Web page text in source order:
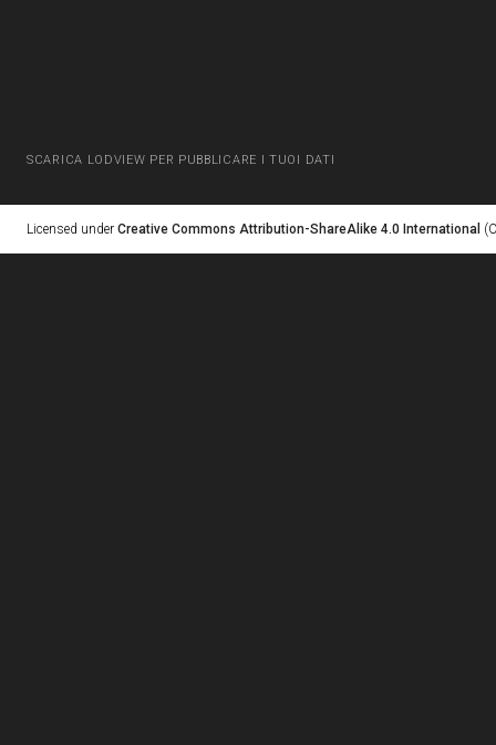
SCARICA LODVIEW PER PUBBLICARE I TUOI DATI
Licensed under Creative Commons Attribution-ShareAlike 4.0 International